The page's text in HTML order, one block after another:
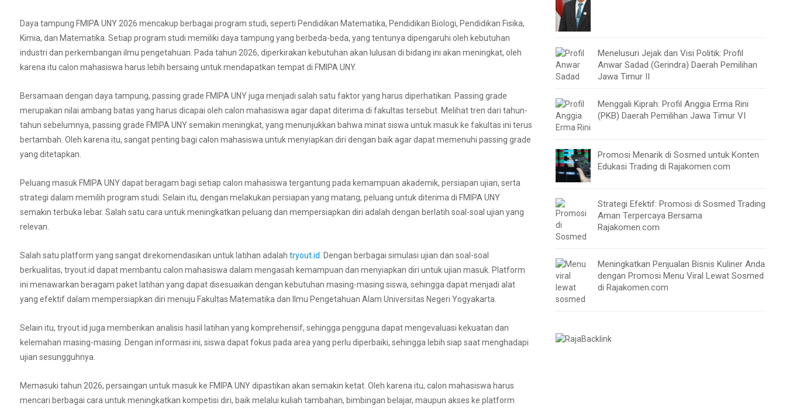
Daya tampung FMIPA UNY 2026 mencakup berbagai program studi, seperti Pendidikan Matematika, Pendidikan Biologi, Pendidikan Fisika,
Kimia, dan Matematika. Setiap program studi memiliki daya tampung yang berbeda-beda, yang tentunya dipengaruhi oleh kebutuhan
industri dan perkembangan ilmu pengetahuan. Pada tahun 2026, diperkirakan kebutuhan akan lulusan di bidang ini akan meningkat, oleh
karena itu calon mahasiswa harus lebih bersaing untuk mendapatkan tempat di FMIPA UNY.
Bersamaan dengan daya tampung, passing grade FMIPA UNY juga menjadi salah satu faktor yang harus diperhatikan. Passing grade
merupakan nilai ambang batas yang harus dicapai oleh calon mahasiswa agar dapat diterima di fakultas tersebut. Melihat tren dari tahun-
tahun sebelumnya, passing grade FMIPA UNY semakin meningkat, yang menunjukkan bahwa minat siswa untuk masuk ke fakultas ini terus
bertambah. Oleh karena itu, sangat penting bagi calon mahasiswa untuk menyiapkan diri dengan baik agar dapat memenuhi passing grade
yang ditetapkan.
Peluang masuk FMIPA UNY dapat beragam bagi setiap calon mahasiswa tergantung pada kemampuan akademik, persiapan ujian, serta
strategi dalam memilih program studi. Selain itu, dengan melakukan persiapan yang matang, peluang untuk diterima di FMIPA UNY
semakin terbuka lebar. Salah satu cara untuk meningkatkan peluang dan mempersiapkan diri adalah dengan berlatih soal-soal ujian yang
relevan.
Salah satu platform yang sangat direkomendasikan untuk latihan adalah tryout.id
. Dengan berbagai simulasi ujian dan soal-soal
berkualitas, tryout.id dapat membantu calon mahasiswa dalam mengasah kemampuan dan menyiapkan diri untuk ujian masuk. Platform
ini menawarkan beragam paket latihan yang dapat disesuaikan dengan kebutuhan masing-masing siswa, sehingga dapat menjadi alat
yang efektif dalam mempersiapkan diri menuju Fakultas Matematika dan Ilmu Pengetahuan Alam Universitas Negeri Yogyakarta.
Selain itu, tryout.id juga memberikan analisis hasil latihan yang komprehensif, sehingga pengguna dapat mengevaluasi kekuatan dan
kelemahan masing-masing. Dengan informasi ini, siswa dapat fokus pada area yang perlu diperbaiki, sehingga lebih siap saat menghadapi
ujian sesungguhnya.
Memasuki tahun 2026, persaingan untuk masuk ke FMIPA UNY dipastikan akan semakin ketat. Oleh karena itu, calon mahasiswa harus
mencari berbagai cara untuk meningkatkan kompetisi diri, baik melalui kuliah tambahan, bimbingan belajar, maupun akses ke platform
Menelusuri Jejak dan Visi Politik: Profil
Anwar Sadad (Gerindra) Daerah Pemilihan
Jawa Timur II
Menggali Kiprah: Profil Anggia Erma Rini
(PKB) Daerah Pemilihan Jawa Timur VI
Promosi Menarik di Sosmed untuk Konten
Edukasi Trading di Rajakomen.com
Strategi Efektif: Promosi di Sosmed Trading
Aman Terpercaya Bersama
Rajakomen.com
Meningkatkan Penjualan Bisnis Kuliner Anda
dengan Promosi Menu Viral Lewat Sosmed
di Rajakomen.com